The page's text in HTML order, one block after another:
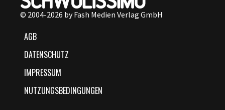
© 2004-2026 by Fash Medien Verlag GmbH
AGB
DATENSCHUTZ
IMPRESSUM
NUTZUNGSBEDINGUNGEN